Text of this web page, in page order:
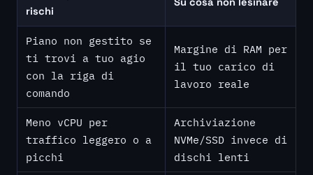
rischi
Piano non gestito se
ti trovi a tuo agio
con la riga di
comando
Margine di RAM per
il tuo carico di
lavoro reale
Meno vCPU per
traffico leggero o a
picchi
Archiviazione
NVMe/SSD invece di
dischi lenti